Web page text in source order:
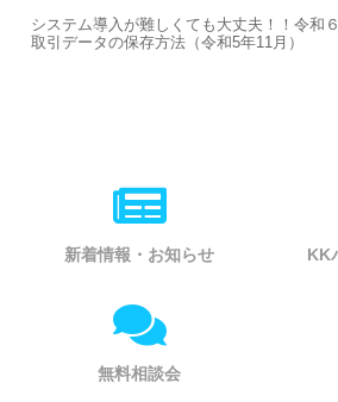
システム導入が難しくても大丈夫！！令和
取引データの保存方法（令和5年11月）
新着情報・お知らせ KK
無料相談会